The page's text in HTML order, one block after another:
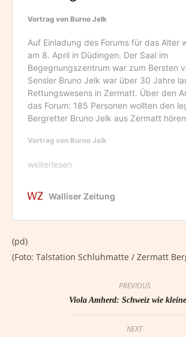
(pd)
(Foto: Talstation Schluhmatte / Zermatt
PREVIOUS
Viola Amherd: Schweiz wie
NEXT